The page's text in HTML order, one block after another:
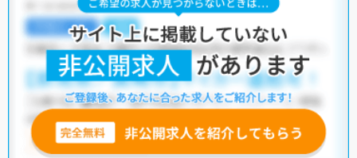
太宰府市の理学療法士求人では以下のような条件が人気です。
積極採用中・新卒OK・ 残業少なめ 正社員(正職員)
・クリニック・介護福祉施設・訪問リハビリ(在宅医療)
リハビリ
・ 保育園 ・その他
他の条件でも人気の求人がございますので、「こだわり条件」から検索
いただくか、お気軽にお問い合わせください。
全国の理学療法士求人
無料転職支援サービス
にお申し込みいただくと、ご希望条件をヒアリン